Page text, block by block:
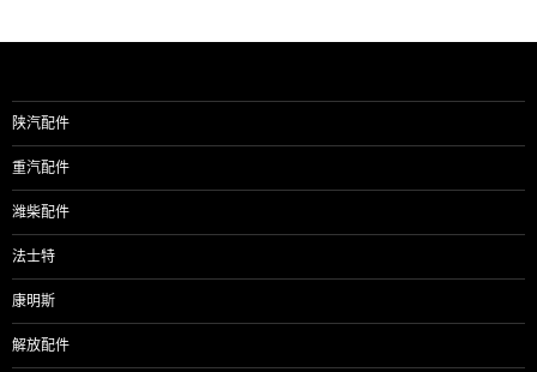
导
陕汽配件
重汽配件
潍柴配件
法士特
康明斯
解放配件